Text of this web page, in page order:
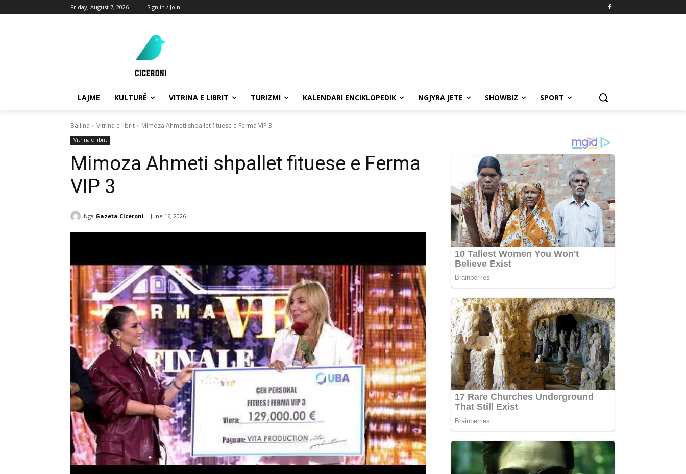
Friday, August 7, 2026 Sign in / Join
LAJME KULTURË VITRINA E LIBRIT TURIZMI KALENDARI ENCIKLOPEDIK NGJYRA JETE SHOWBIZ SPORT
Ballina Vitrina e librit Mimoza Ahmeti shpallet fituese e Ferma VIP 3
Vitrina e librit
Mimoza Ahmeti shpallet fituese e Ferma
VIP 3
Nga Gazeta Ciceroni June 16, 2026